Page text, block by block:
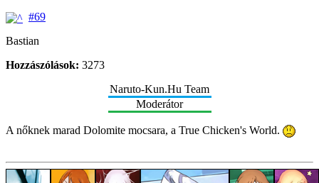
#69
Bastian
Hozzászólások: 3273
Naruto-Kun.Hu Team
Moderátor
A nőknek marad Dolomite mocsara, a True Chicken's World.